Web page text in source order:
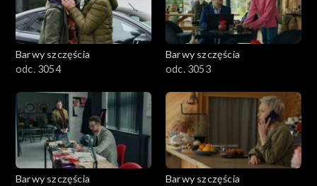
Barwy szczęścia
odc. 3054
Barwy szczęścia
odc. 3053
Barwy szczęścia
Barwy szczęścia